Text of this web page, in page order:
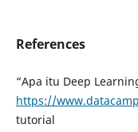
References
“Apa itu Deep
https://
tutorial